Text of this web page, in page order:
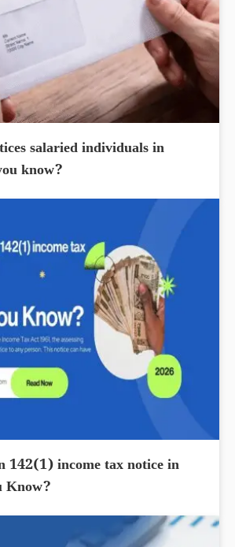
salaried individuals in
know?
142(1) income tax notice in
Know?